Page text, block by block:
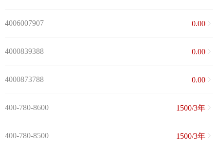
4006007907 0.00
4000839388 0.00
4000873788 0.00
400-780-8600 1500/3年
400-780-8500 1500/3年